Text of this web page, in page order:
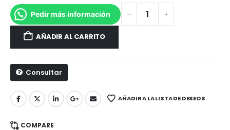
Pedir más información
AÑADIR AL CARRITO
Consultar
AÑADIR A LA LISTA DE DESEOS
COMPARE